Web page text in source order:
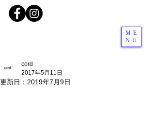
ME
NU
cord
2017年5月11日
更新日： 2019年7月9日